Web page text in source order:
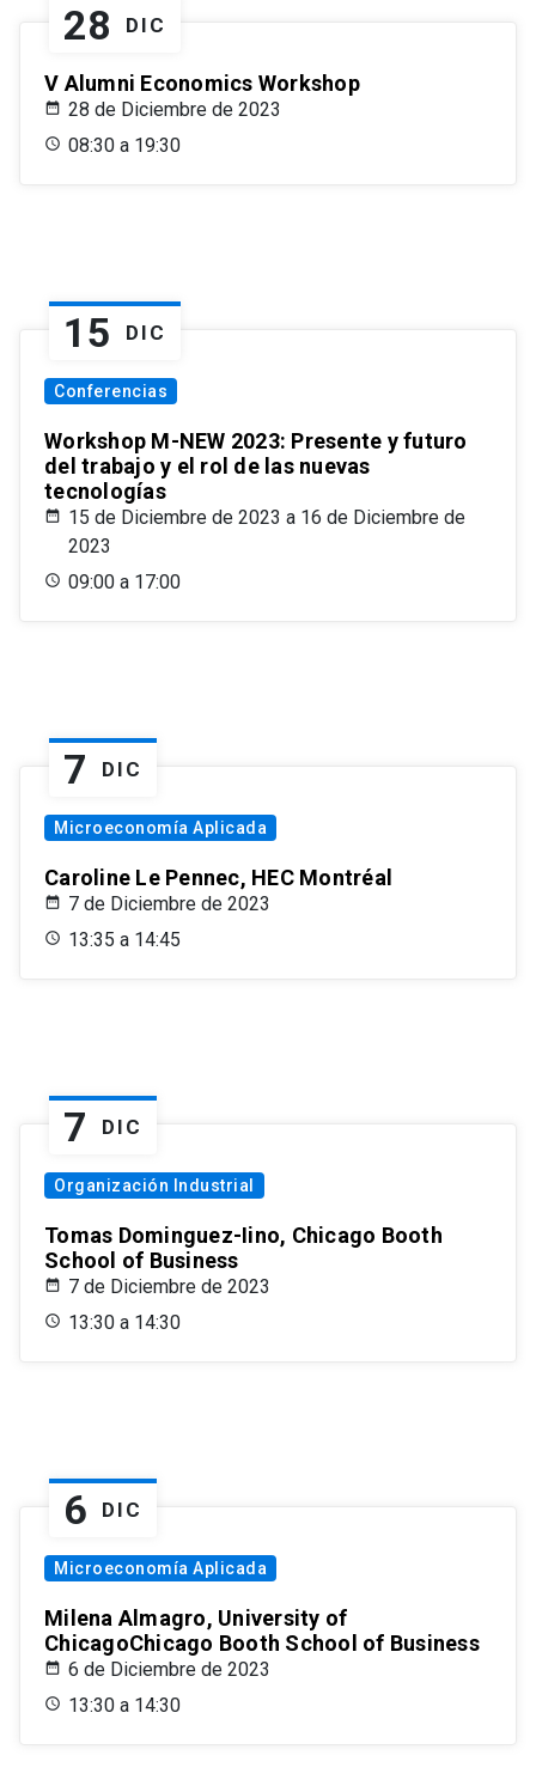
28 DIC
V Alumni Economics Workshop
28 de Diciembre de 2023
08:30 a 19:30
15 DIC
Conferencias
Workshop M-NEW 2023: Presente y futuro
del trabajo y el rol de las nuevas
tecnologías
15 de Diciembre de 2023 a 16 de Diciembre de
2023
09:00 a 17:00
7 DIC
Microeconomía Aplicada
Caroline Le Pennec, HEC Montréal
7 de Diciembre de 2023
13:35 a 14:45
7 DIC
Organización Industrial
Tomas Dominguez-Iino, Chicago Booth
School of Business
7 de Diciembre de 2023
13:30 a 14:30
6 DIC
Microeconomía Aplicada
Milena Almagro, University of
ChicagoChicago Booth School of Business
6 de Diciembre de 2023
13:30 a 14:30